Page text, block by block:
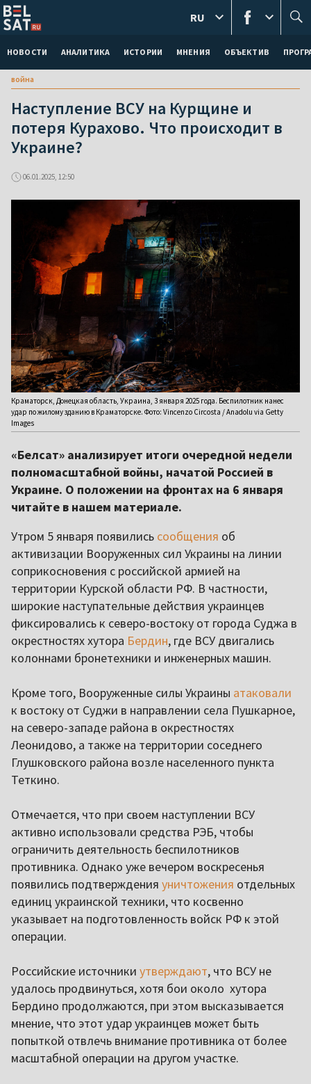
НОВОСТИ АНАЛИТИКА ИСТОРИИ МНЕНИЯ ОБЪЕКТИВ
RU
война
Наступление ВСУ на Курщине и
потеря Курахово. Что происходит в
Украине?
06.01.2025, 12:50
Краматорск, Донецкая область, Украина, 3 января 2025 года. Беспилотник нанес
удар по жилому зданию в Краматорске. Фото: Vincenzo Circosta / Anadolu via Getty
Images
«Белсат» анализирует итоги очередной недели
полномасштабной войны, начатой Россией в
Украине. О положении на фронтах на 6 января
читайте в нашем материале.
Утром 5 января появились сообщения об
активизации Вооруженных сил Украины на линии
соприкосновения с российской армией на
территории Курской области РФ. В частности,
широкие наступательные действия украинцев
фиксировались к северо-востоку от города Суджа в
окрестностях хутора Бердин, где ВСУ двигались
колоннами бронетехники и инженерных машин.
Кроме того, Вооруженные силы Украины атаковали
к востоку от Суджи в направлении села Пушкарное,
на северо-западе района в окрестностях
Леонидово, а также на территории соседнего
Глушковского района возле населенного пункта
Теткино.
Отмечается, что при своем наступлении ВСУ
активно использовали средства РЭБ, чтобы
ограничить деятельность беспилотников
противника. Однако уже вечером воскресенья
появились подтверждения уничтожения отдельных
единиц украинской техники, что косвенно
указывает на подготовленность войск РФ к этой
операции.
Российские источники утверждают, что ВСУ не
удалось продвинуться, хотя бои около хутора
Бердино продолжаются, при этом высказывается
мнение, что этот удар украинцев может быть
попыткой отвлечь внимание противника от более
масштабной операции на другом участке.